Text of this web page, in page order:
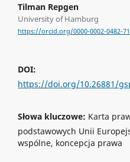
Tilman Repgen
University of Hamburg
https://orcid.org/0000-0002-0482-
DOI:
https://doi.org/10.26881/
Słowa kluczowe: Karta
podstawowych Unii
wspólne, koncepcja prawa